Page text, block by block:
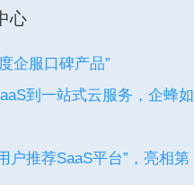
心
企服口碑产品”
到一站式云服务，企蜂如
户推荐SaaS平台”，亮相第